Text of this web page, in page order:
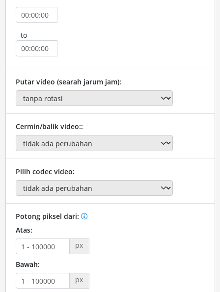
to
Putar video (searah jarum jam):
Cermin/balik video::
Pilih codec video:
Potong piksel dari:
Atas:
px
Bawah:
px